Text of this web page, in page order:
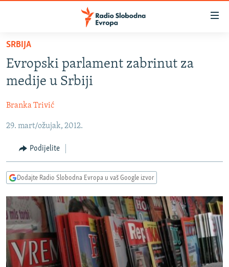
Pređite
glavni
sadržaj
na
navigaciju
Pređite
pretragu
BOSNA I HERCEGOVINA
KOSOVO
CRNA GORA
VIZUELNO
FOTOGALERIJE
INFOGRAFIKE
PODCASTI
RAT U UKRAJINI
KINA NA BALKANU
RSE PRIČE IZ SVIJETA
ISPRIČAJ MI
DNEVNO@RSE
SRBIJA
Evropski parlament zabrinut za
medije u Srbiji
Branka Trivić
29. mart/ožujak, 2012.
Podijelite
Dodajte Radio Slobodna Evropa u vaš Google izvor